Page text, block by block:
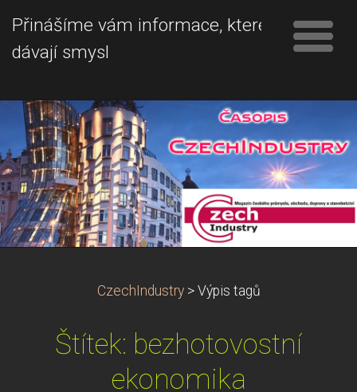
Přinášíme vám informace, které
dávají smysl
CzechIndustry > Výpis tagů
Štítek: bezhotovostní
ekonomika